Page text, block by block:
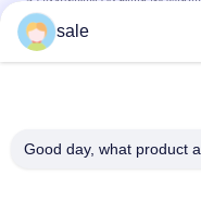
গ্রিনস্মাস্টার গ্রাউন্ডমাস্টার এবং
লন মাওয়ার ফিল্টার ফুয়েল / অয়েল
sale
Good day, what product